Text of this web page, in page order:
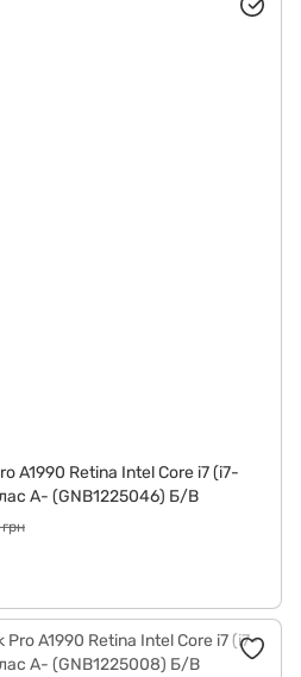
A1990 Retina Intel Core i7 (i7-
A- (GNB1225046) Б/В